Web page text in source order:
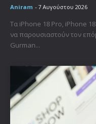
Aniram - 7 Αυγούστου 2026
Τα iPhone 18 Pro, iPhone
να παρουσιαστούν τον
Gurman...